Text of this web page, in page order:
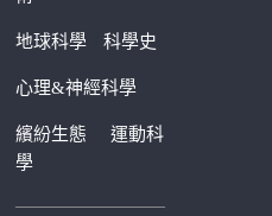
地球科學 科學史
心理&神經科學
繽紛生態運動科
學
—————————